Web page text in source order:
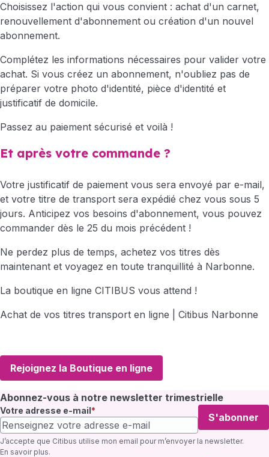
Choisissez l'action qui vous convient : achat d'un carnet,
renouvellement d'abonnement ou création d'un nouvel
abonnement.
Complétez les informations nécessaires pour valider votre
achat. Si vous créez un abonnement, n'oubliez pas de
préparer votre photo d'identité, pièce d'identité et
justificatif de domicile.
Passez au paiement sécurisé et voilà !
Et après votre commande ?
Votre justificatif de paiement vous sera envoyé par e-mail,
et votre titre de transport sera expédié chez vous sous 5
jours. Anticipez vos besoins d'abonnement, vous pouvez
commander dès le 25 du mois précédent !
Ne perdez plus de temps, achetez vos titres dès
maintenant et voyagez en toute tranquillité à Narbonne.
La boutique en ligne CITIBUS vous attend !
Achat de vos titres transport en ligne | Citibus Narbonne
Rejoignez la Boutique en ligne
Abonnez-vous à notre newsletter trimestrielle
Votre adresse e-mail
S'abonner
J’accepte que Citibus utilise mon email pour m’envoyer la newsletter.
En savoir plus.